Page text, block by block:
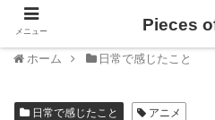
ホーム 日常で感じたこと
日常で感じたこと アニメ
メニュー Pieces